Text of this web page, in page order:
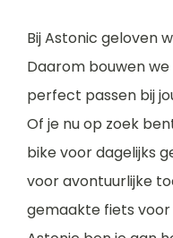
Bij Astonic geloven
Daarom bouwen
perfect passen bij
Of je nu op zoek
bike voor dagelijks
voor avontuurlijke
gemaakte fiets voor